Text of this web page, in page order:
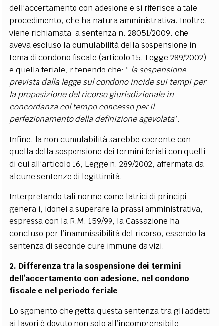
dell’accertamento con adesione e si riferisce a tale
procedimento, che ha natura amministrativa. Inoltre,
viene richiamata la sentenza n. 28051/2009, che
aveva escluso la cumulabilità della sospensione in
tema di condono fiscale (articolo 15, Legge 289/2002)
e quella feriale, ritenendo che: “ la sospensione
prevista dalla legge sul condono incide sui tempi per
la proposizione del ricorso giurisdizionale in
concordanza col tempo concesso per il
perfezionamento della definizione agevolata”.
Infine, la non cumulabilità sarebbe coerente con
quella della sospensione dei termini feriali con quelli
di cui all’articolo 16, Legge n. 289/2002, affermata da
alcune sentenze di legittimità.
Interpretando tali norme come latrici di principi
generali, idonei a superare la prassi amministrativa,
espressa con la R.M. 159/99, la Cassazione ha
concluso per l’inammissibilità del ricorso, essendo la
sentenza di seconde cure immune da vizi.
2. Differenza tra la sospensione dei termini
dell’accertamento con adesione, nel condono
fiscale e nel periodo feriale
Lo sgomento che getta questa sentenza tra gli addetti
ai lavori è dovuto non solo all’incomprensibile